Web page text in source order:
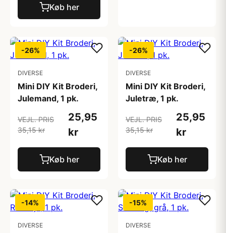
Køb her
-26%
DIVERSE
Mini DIY Kit Broderi,
Julemand, 1 pk.
VEJL. PRIS
35,15 kr
25,95
kr
Køb her
-26%
DIVERSE
Mini DIY Kit Broderi,
Juletræ, 1 pk.
VEJL. PRIS
35,15 kr
25,95
kr
Køb her
-14%
DIVERSE
-15%
DIVERSE